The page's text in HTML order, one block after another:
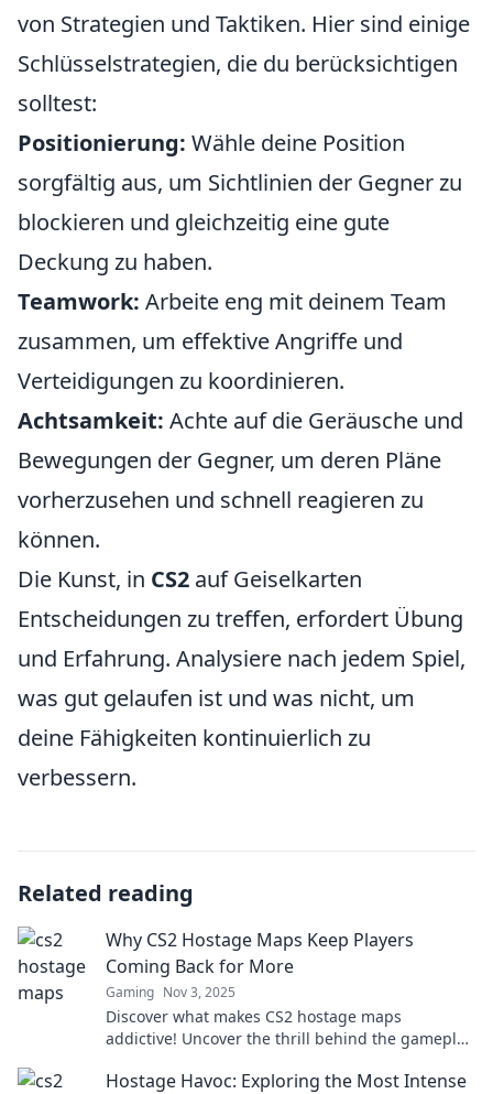
von Strategien und Taktiken. Hier sind einige
Schlüsselstrategien, die du berücksichtigen
solltest:
Positionierung: Wähle deine Position
sorgfältig aus, um Sichtlinien der Gegner zu
blockieren und gleichzeitig eine gute
Deckung zu haben.
Teamwork: Arbeite eng mit deinem Team
zusammen, um effektive Angriffe und
Verteidigungen zu koordinieren.
Achtsamkeit: Achte auf die Geräusche und
Bewegungen der Gegner, um deren Pläne
vorherzusehen und schnell reagieren zu
können.
Die Kunst, in CS2 auf Geiselkarten
Entscheidungen zu treffen, erfordert Übung
und Erfahrung. Analysiere nach jedem Spiel,
was gut gelaufen ist und was nicht, um
deine Fähigkeiten kontinuierlich zu
verbessern.
Related reading
Why CS2 Hostage Maps Keep Players
Coming Back for More
Gaming Nov 3, 2025
Discover what makes CS2 hostage maps
addictive! Uncover the thrill behind the gameplay
Hostage Havoc: Exploring the Most Intense